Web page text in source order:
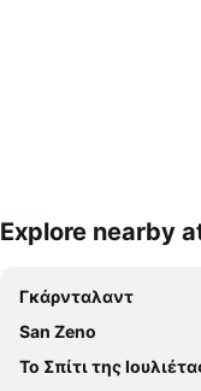
Ανάπτυξη χάρτη
Explore nearby
Γκάρνταλαντ
San Zeno
Το Σπίτι της